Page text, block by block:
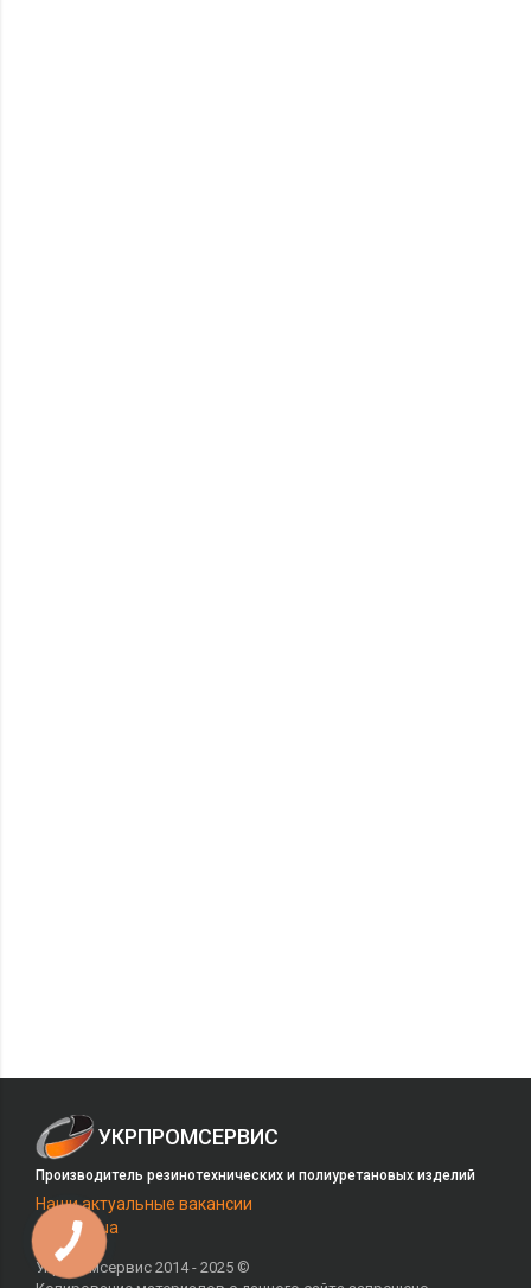
УКРПРОМСЕРВИС
Производитель резинотехнических и полиуретановых изделий
Наши актуальные вакансии
на Work.ua
Укрпромсервис 2014 - 2025 ©